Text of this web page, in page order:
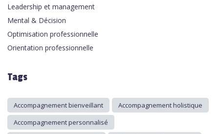
Leadership et management
Mental & Décision
Optimisation professionnelle
Orientation professionnelle
Tags
Accompagnement bienveillant
Accompagnement holistique
Accompagnement personnalisé